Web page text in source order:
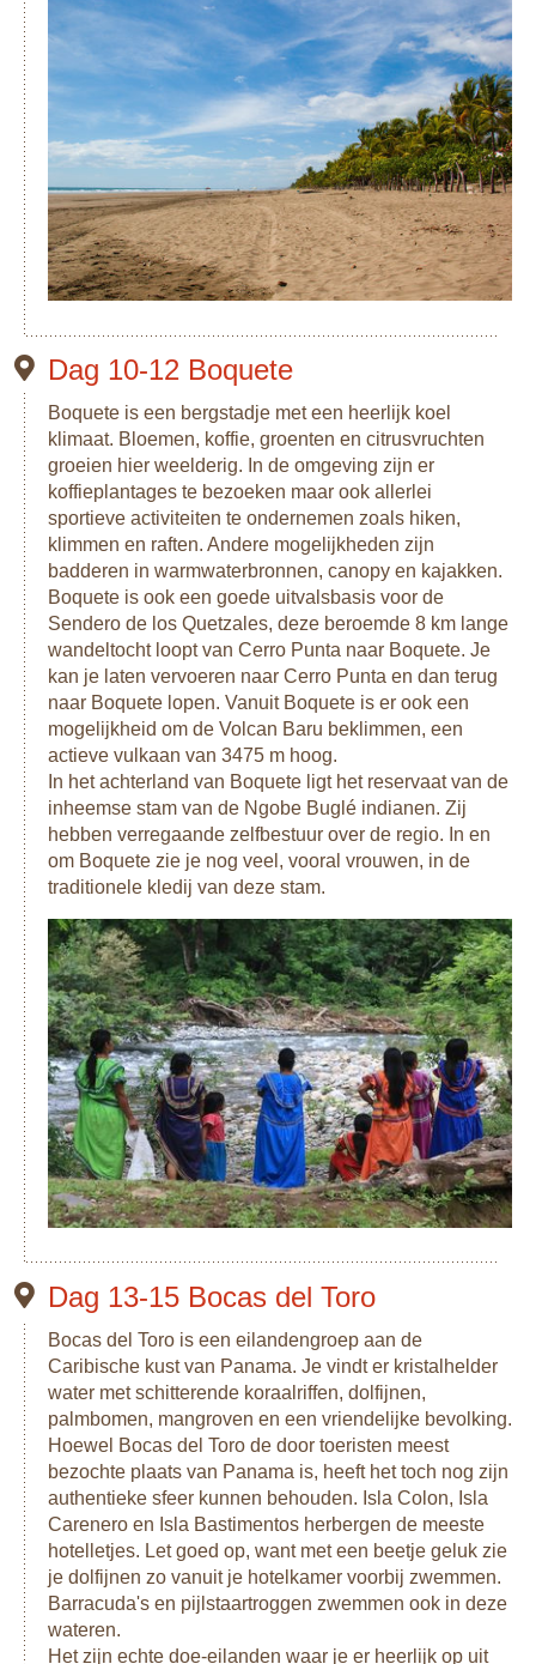
Dag 10-12 Boquete
Boquete is een bergstadje met een heerlijk koel
klimaat. Bloemen, koffie, groenten en citrusvruchten
groeien hier weelderig. In de omgeving zijn er
koffieplantages te bezoeken maar ook allerlei
sportieve activiteiten te ondernemen zoals hiken,
klimmen en raften. Andere mogelijkheden zijn
badderen in warmwaterbronnen, canopy en kajakken.
Boquete is ook een goede uitvalsbasis voor de
Sendero de los Quetzales, deze beroemde 8 km lange
wandeltocht loopt van Cerro Punta naar Boquete. Je
kan je laten vervoeren naar Cerro Punta en dan terug
naar Boquete lopen. Vanuit Boquete is er ook een
mogelijkheid om de Volcan Baru beklimmen, een
actieve vulkaan van 3475 m hoog.
In het achterland van Boquete ligt het reservaat van de
inheemse stam van de Ngobe Buglé indianen. Zij
hebben verregaande zelfbestuur over de regio. In en
om Boquete zie je nog veel, vooral vrouwen, in de
traditionele kledij van deze stam.
Dag 13-15 Bocas del Toro
Bocas del Toro is een eilandengroep aan de
Caribische kust van Panama. Je vindt er kristalhelder
water met schitterende koraalriffen, dolfijnen,
palmbomen, mangroven en een vriendelijke bevolking.
Hoewel Bocas del Toro de door toeristen meest
bezochte plaats van Panama is, heeft het toch nog zijn
authentieke sfeer kunnen behouden. Isla Colon, Isla
Carenero en Isla Bastimentos herbergen de meeste
hotelletjes. Let goed op, want met een beetje geluk zie
je dolfijnen zo vanuit je hotelkamer voorbij zwemmen.
Barracuda's en pijlstaartroggen zwemmen ook in deze
wateren.
Het zijn echte doe-eilanden waar je er heerlijk op uit